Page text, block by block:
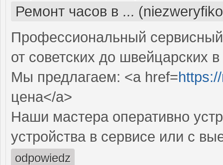
Ремонт часов в ...
Профессиональный
от советских до швейцарских
Мы предлагаем: <a href=
цена</a>
Наши мастера оперативно
устройства в сервисе или с
odpowiedz